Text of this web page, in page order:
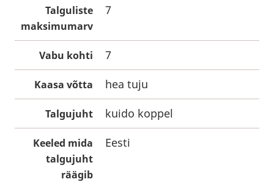
Talguliste
maksimumarv
7
Vabu kohti 7
Kaasa võtta hea tuju
Talgujuht kuido koppel
Keeled mida
talgujuht
räägib
Eesti